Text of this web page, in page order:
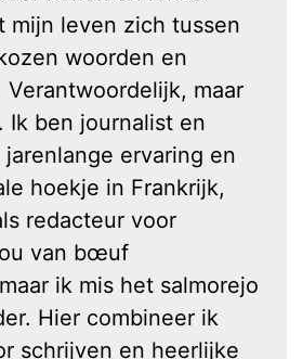
mijn leven zich tussen
woorden en
maar
Ik ben journalist en
ervaring en
hoekje in Frankrijk,
redacteur voor
van bœuf
ik mis het salmorejo
Hier combineer ik
schrijven en heerlijke